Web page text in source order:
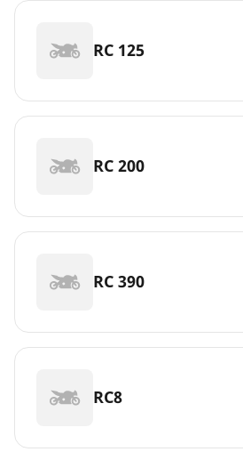
RC 125
RC 200
RC 390
RC8